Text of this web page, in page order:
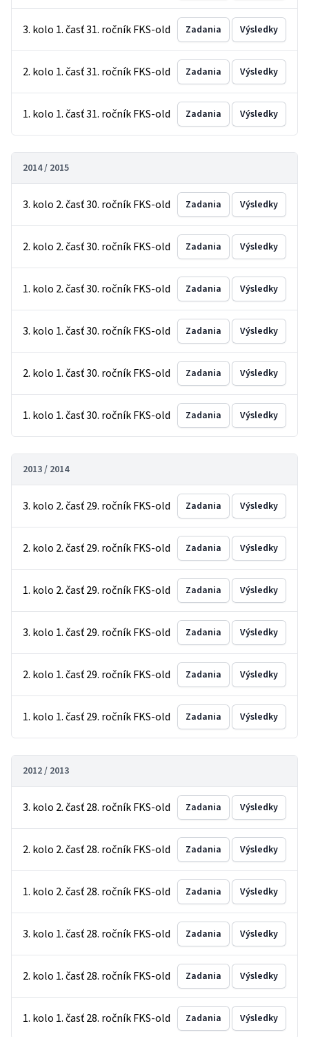
3. kolo 1. časť 31. ročník FKS-old Zadania Výsledky
2. kolo 1. časť 31. ročník FKS-old Zadania Výsledky
1. kolo 1. časť 31. ročník FKS-old Zadania Výsledky
2014 / 2015
3. kolo 2. časť 30. ročník FKS-old Zadania Výsledky
2. kolo 2. časť 30. ročník FKS-old Zadania Výsledky
1. kolo 2. časť 30. ročník FKS-old Zadania Výsledky
3. kolo 1. časť 30. ročník FKS-old Zadania Výsledky
2. kolo 1. časť 30. ročník FKS-old Zadania Výsledky
1. kolo 1. časť 30. ročník FKS-old Zadania Výsledky
2013 / 2014
3. kolo 2. časť 29. ročník FKS-old Zadania Výsledky
2. kolo 2. časť 29. ročník FKS-old Zadania Výsledky
1. kolo 2. časť 29. ročník FKS-old Zadania Výsledky
3. kolo 1. časť 29. ročník FKS-old Zadania Výsledky
2. kolo 1. časť 29. ročník FKS-old Zadania Výsledky
1. kolo 1. časť 29. ročník FKS-old Zadania Výsledky
2012 / 2013
3. kolo 2. časť 28. ročník FKS-old Zadania Výsledky
2. kolo 2. časť 28. ročník FKS-old Zadania Výsledky
1. kolo 2. časť 28. ročník FKS-old Zadania Výsledky
3. kolo 1. časť 28. ročník FKS-old Zadania Výsledky
2. kolo 1. časť 28. ročník FKS-old Zadania Výsledky
1. kolo 1. časť 28. ročník FKS-old Zadania Výsledky